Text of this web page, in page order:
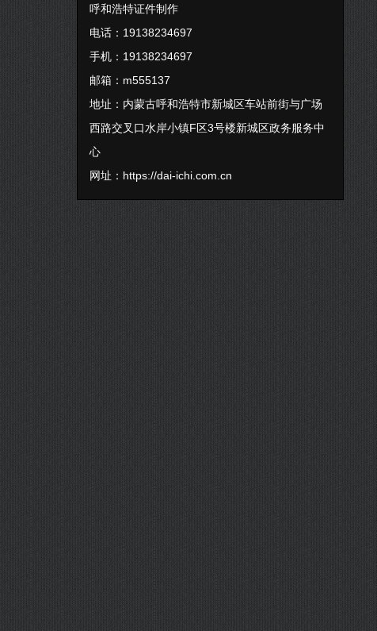
呼和浩特证件制作
电话：19138234697
手机：19138234697
邮箱：m555137
地址：内蒙古呼和浩特市新城区车站前街与广场
西路交叉口水岸小镇F区3号楼新城区政务服务中
心
网址： https://dai-ichi.com.cn